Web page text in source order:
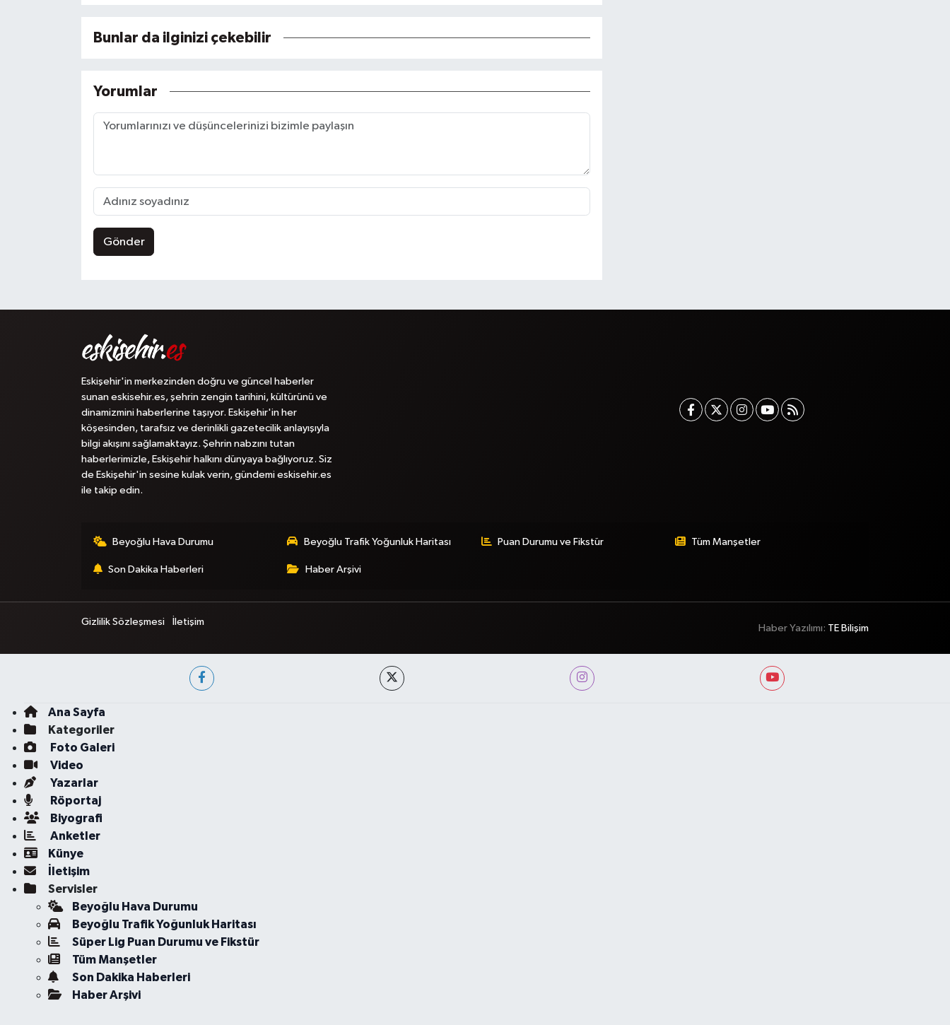
Bunlar da ilginizi çekebilir
Yorumlar
Gönder
Eskişehir'in merkezinden doğru ve güncel haberler
sunan eskisehir.es, şehrin zengin tarihini, kültürünü ve
dinamizmini haberlerine taşıyor. Eskişehir'in her
köşesinden, tarafsız ve derinlikli gazetecilik anlayışıyla
bilgi akışını sağlamaktayız. Şehrin nabzını tutan
haberlerimizle, Eskişehir halkını dünyaya bağlıyoruz. Siz
de Eskişehir'in sesine kulak verin, gündemi eskisehir.es
ile takip edin.
Beyoğlu Hava Durumu Beyoğlu Trafik Yoğunluk Haritası Puan Durumu ve Fikstür Tüm Manşetler
Son Dakika Haberleri Haber Arşivi
Gizlilik Sözleşmesi İletişim
Haber Yazılımı: TE Bilişim
Ana Sayfa
Kategoriler
Foto Galeri
Video
Yazarlar
Röportaj
Biyografi
Anketler
Künye
İletişim
Servisler
Beyoğlu Hava Durumu
Beyoğlu Trafik Yoğunluk Haritası
Süper Lig Puan Durumu ve Fikstür
Tüm Manşetler
Son Dakika Haberleri
Haber Arşivi